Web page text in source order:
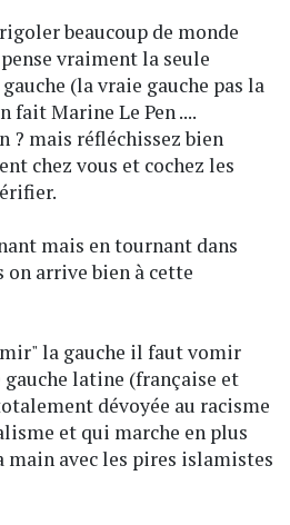
beaucoup de monde
vraiment la seule
(la vraie gauche pas la
fait Marine Le Pen ....
? mais réfléchissez bien
chez vous et cochez les
mais en tournant dans
on arrive bien à cette
la gauche il faut vomir
latine (française et
dévoyée au racisme
et qui marche en plus
main avec les pires islamistes